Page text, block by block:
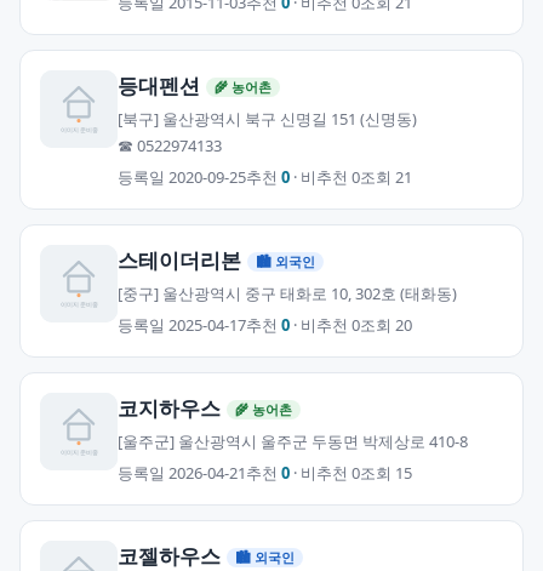
등대펜션 🌾 농어촌
[북구] 울산광역시 북구 신명길 151 (신명동)
☎ 0522974133
등록일 2020-09-25추천 0 · 비추천 0조회 21
스테이더리본 🏙 외국인
[중구] 울산광역시 중구 태화로 10, 302호 (태화동)
등록일 2025-04-17추천 0 · 비추천 0조회 20
코지하우스 🌾 농어촌
[울주군] 울산광역시 울주군 두동면 박제상로 410-8
등록일 2026-04-21추천 0 · 비추천 0조회 15
코젤하우스 🏙 외국인